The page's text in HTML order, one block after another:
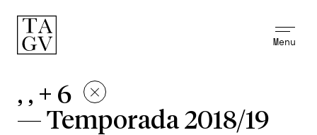
Menu
, , + 6
— Temporada 2018/19